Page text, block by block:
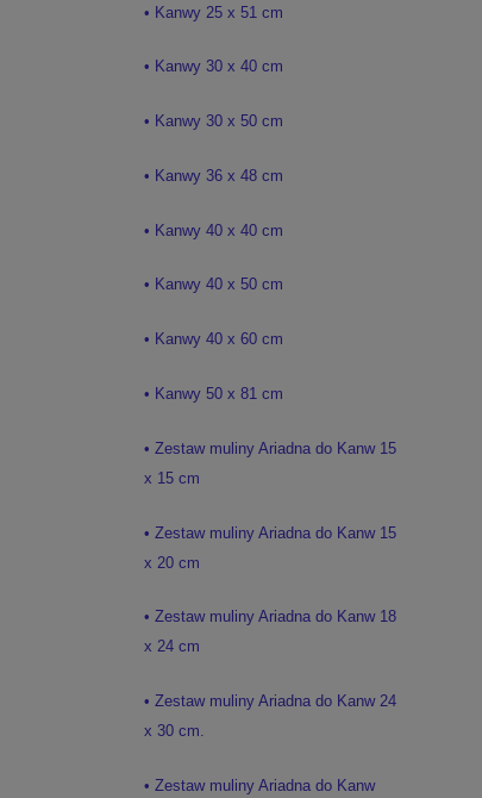
• Kanwy 25 x 51 cm
• Kanwy 30 x 40 cm
• Kanwy 30 x 50 cm
• Kanwy 36 x 48 cm
• Kanwy 40 x 40 cm
• Kanwy 40 x 50 cm
• Kanwy 40 x 60 cm
• Kanwy 50 x 81 cm
• Zestaw muliny Ariadna do Kanw 15
x 15 cm
• Zestaw muliny Ariadna do Kanw 15
x 20 cm
• Zestaw muliny Ariadna do Kanw 18
x 24 cm
• Zestaw muliny Ariadna do Kanw 24
x 30 cm.
• Zestaw muliny Ariadna do Kanw